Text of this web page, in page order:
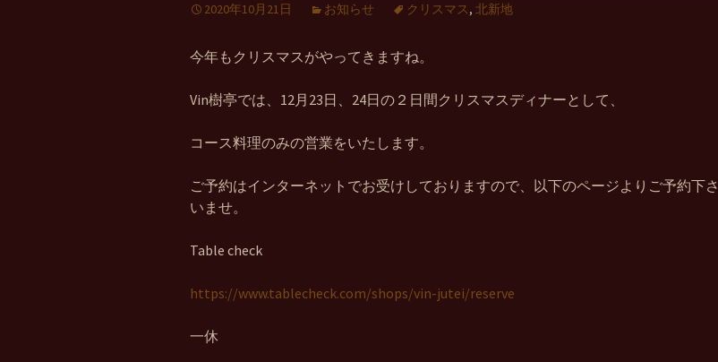
2020年10月21日 お知らせ クリスマス, 北新地
今年もクリスマスがやってきますね。
Vin樹亭では、12月23日、24日の２日間クリスマスディナーとして、
コース料理のみの営業をいたします。
ご予約はインターネットでお受けしておりますので、以下のページよりご予約下さ
いませ。
Table check
https://www.tablecheck.com/shops/vin-jutei/reserve
一休